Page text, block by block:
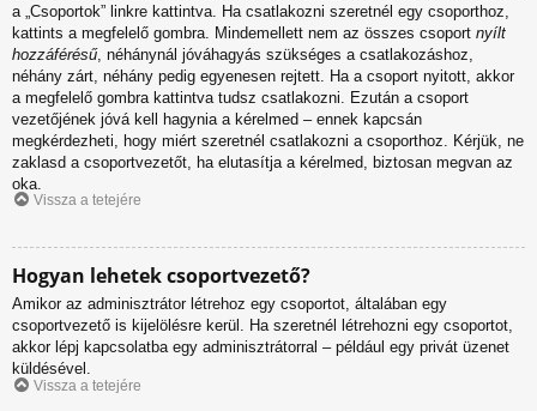
a „Csoportok” linkre kattintva. Ha csatlakozni szeretnél egy csoporthoz,
kattints a megfelelő gombra. Mindemellett nem az összes csoport nyílt
hozzáférésű, néhánynál jóváhagyás szükséges a csatlakozáshoz,
néhány zárt, néhány pedig egyenesen rejtett. Ha a csoport nyitott, akkor
a megfelelő gombra kattintva tudsz csatlakozni. Ezután a csoport
vezetőjének jóvá kell hagynia a kérelmed – ennek kapcsán
megkérdezheti, hogy miért szeretnél csatlakozni a csoporthoz. Kérjük, ne
zaklasd a csoportvezetőt, ha elutasítja a kérelmed, biztosan megvan az
oka.
Vissza a tetejére
Hogyan lehetek csoportvezető?
Amikor az adminisztrátor létrehoz egy csoportot, általában egy
csoportvezető is kijelölésre kerül. Ha szeretnél létrehozni egy csoportot,
akkor lépj kapcsolatba egy adminisztrátorral – például egy privát üzenet
küldésével.
Vissza a tetejére